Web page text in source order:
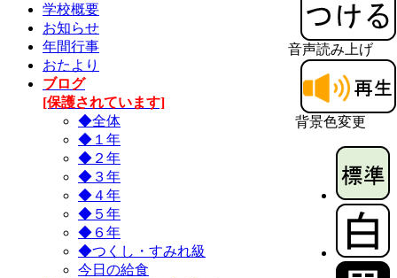
音声読み上げ
背景色変更
学校概要
お知らせ
年間行事
おたより
ブログ
[保護されています]
◆全体
◆１年
◆２年
◆３年
◆４年
◆５年
◆６年
◆つくし・すみれ級
今日の給食